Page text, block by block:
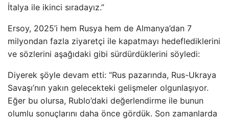
İtalya ile ikinci sıradayız.”
Ersoy, 2025’i hem Rusya hem de Almanya’dan 7
milyondan fazla ziyaretçi ile kapatmayı hedeflediklerini
ve sözlerini aşağıdaki gibi sürdürdüklerini söyledi:
Diyerek şöyle devam etti: “Rus pazarında, Rus-Ukraya
Savaşı’nın yakın gelecekteki gelişmeler olgunlaşıyor.
Eğer bu olursa, Rublo’daki değerlendirme ile bunun
olumlu sonuçlarını daha önce gördük. Son zamanlarda